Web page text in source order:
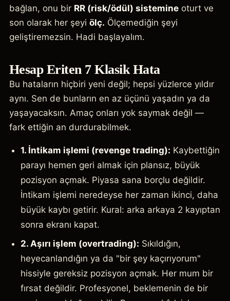
bağlan, onu bir RR (risk/ödül) sistemine oturt ve
son olarak her şeyi ölç. Ölçemediğin şeyi
geliştiremezsin. Hadi başlayalım.
Hesap Eriten 7 Klasik Hata
Bu hataların hiçbiri yeni değil; hepsi yüzlerce yıldır
aynı. Sen de bunların en az üçünü yaşadın ya da
yaşayacaksın. Amaç onları yok saymak değil —
fark ettiğin an durdurabilmek.
1. İntikam işlemi (revenge trading): Kaybettiğin
parayı hemen geri almak için plansız, büyük
pozisyon açmak. Piyasa sana borçlu değildir.
İntikam işlemi neredeyse her zaman ikinci, daha
büyük kaybı getirir. Kural: arka arkaya 2 kayıptan
sonra ekranı kapat.
2. Aşırı işlem (overtrading): Sıkıldığın,
heyecanlandığın ya da "bir şey kaçırıyorum"
hissiyle gereksiz pozisyon açmak. Her mum bir
fırsat değildir. Profesyonel, beklemenin de bir